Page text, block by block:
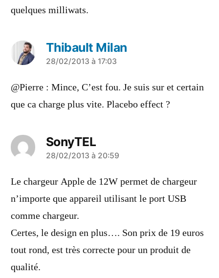
quelques milliwats.
Thibault Milan
a
dit :
28/02/2013 à 17:03
@Pierre : Mince, C’est fou. Je suis sur et certain
que ca charge plus vite. Placebo effect ?
SonyTEL
a
dit :
28/02/2013 à 20:59
Le chargeur Apple de 12W permet de chargeur
n’importe que appareil utilisant le port USB
comme chargeur.
Certes, le design en plus…. Son prix de 19 euros
tout rond, est très correcte pour un produit de
qualité.